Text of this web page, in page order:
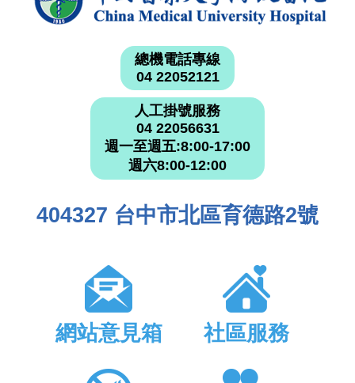
總機電話專線
04 22052121
人工掛號服務
04 22056631
週一至週五:8:00-17:00
週六8:00-12:00
404327 台中市北區育德路2號
網站意見箱 社區服務